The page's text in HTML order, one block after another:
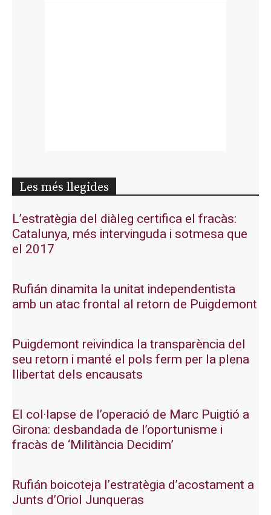
Les més llegides
L’estratègia del diàleg certifica el fracàs:
Catalunya, més intervinguda i sotmesa que
el 2017
Rufián dinamita la unitat independentista
amb un atac frontal al retorn de Puigdemont
Puigdemont reivindica la transparència del
seu retorn i manté el pols ferm per la plena
llibertat dels encausats
El col·lapse de l’operació de Marc Puigtió a
Girona: desbandada de l’oportunisme i
fracàs de ‘Militància Decidim’
Rufián boicoteja l’estratègia d’acostament a
Junts d’Oriol Junqueras